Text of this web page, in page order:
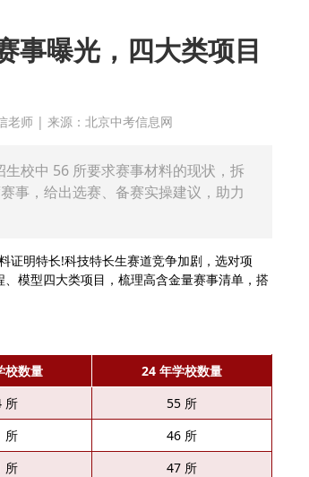
事曝光，四大类项目
师 | 来源：北京中考信息网
校中 56 所要求赛事材料的现状，拆
事，给出选赛、备赛实操建议，助力
明特长!科技特长生赛道竞争加剧，选对项
模型四大类项目，梳理高含金量赛事清单，搭
校数量
24 年学校数量
所
55 所
所
46 所
所
47 所